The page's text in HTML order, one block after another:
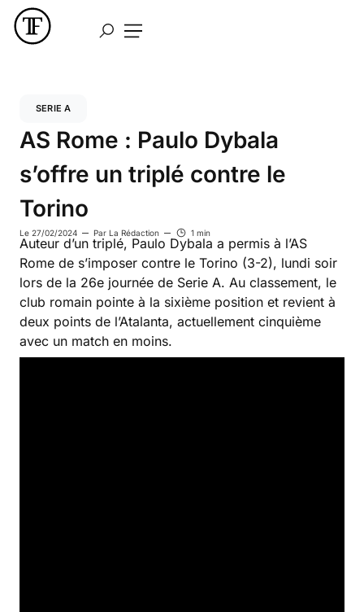
SERIE A
AS Rome : Paulo Dybala
s’offre un triplé contre le
Torino
Le 27/02/2024 Par La Rédaction 1 min
Auteur d’un triplé, Paulo Dybala a permis à l’AS
Rome de s’imposer contre le Torino (3-2), lundi soir
lors de la 26e journée de Serie A. Au classement, le
club romain pointe à la sixième position et revient à
deux points de l’Atalanta, actuellement cinquième
avec un match en moins.